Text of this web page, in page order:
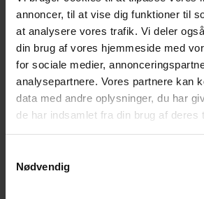
annoncer, til at vise dig funktioner til
at analysere vores trafik. Vi deler
din brug af vores hjemmeside med
for sociale medier,
analysepartnere. Vores partnere kan
data med andre oplysninger, du har
de har indsamlet fra din brug af deres
Nødvendig
+ 45 24 27 32 38